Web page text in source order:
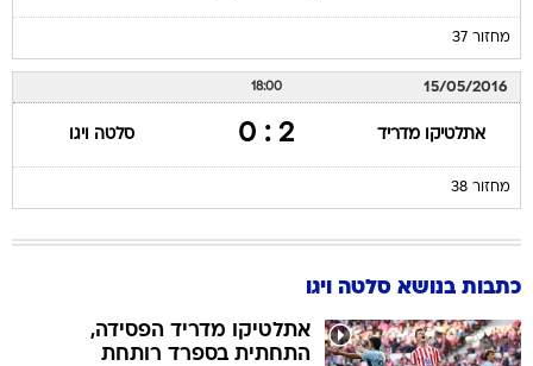
מחזור 37
15/05/2016
18:00
אתלטיקו מדריד 2 : 0 סלטה ויגו
מחזור 38
כתבות בנושא סלטה ויגו
אתלטיקו מדריד הפסידה,
התחתית בספרד רותחת